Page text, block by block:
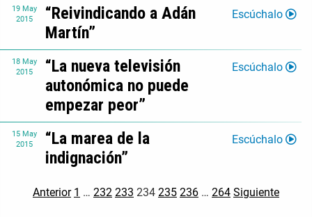
19 May
2015
“Reivindicando a Adán
Martín”
Escúchalo
18 May
2015
“La nueva televisión
autonómica no puede
empezar peor”
Escúchalo
15 May
2015
“La marea de la
indignación”
Escúchalo
Anterior 1 … 232 233 234 235 236 … 264 Siguiente